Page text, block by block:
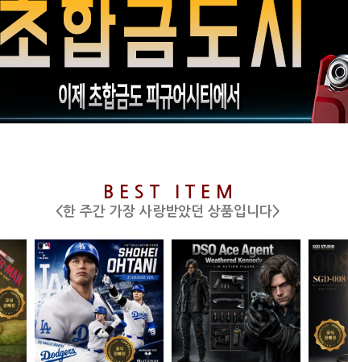
B E S T I T E M
<한 주간 가장 사랑받았던 상품입니다>